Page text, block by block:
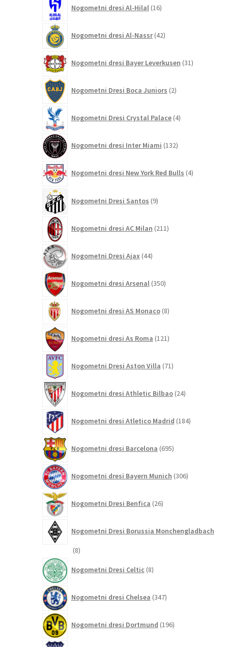
Nogometni dresi Al-Hilal 16izdelkov
Nogometni dresi Al-Nassr 42izdelkov
Nogometni dresi Bayer Leverkusen 31izdelkov
Nogometni Dresi Boca Juniors 2izdelka
Nogometni Dresi Crystal Palace 4izdelki
Nogometni dresi Inter Miami 132izdelkov
Nogometni dresi New York Red Bulls 4izdelki
Nogometni Dresi Santos 9izdelkov
Nogometni dresi AC Milan 211izdelkov
Nogometni Dresi Ajax 44izdelkov
Nogometni dresi Arsenal 350izdelkov
Nogometni dresi AS Monaco 8izdelkov
Nogometni dresi As Roma 121izdelkov
Nogometni Dresi Aston Villa 71izdelkov
Nogometni dresi Athletic Bilbao 24izdelkov
Nogometni dresi Atletico Madrid 184izdelkov
Nogometni dresi Barcelona 695izdelkov
Nogometni dresi Bayern Munich 306izdelkov
Nogometni Dresi Benfica 26izdelkov
Nogometni Dresi Borussia Monchengladbach
88
Nogometni Dresi Celtic 8izdelkov
Nogometni dresi Chelsea 347izdelkov
Nogometni dresi Dortmund 196izdelkov